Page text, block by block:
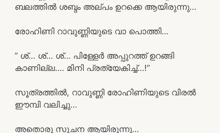
ബലത്തിൽ ശബ്ദം അല്പം ഉറക്കെ ആയിരുന്നു…
രോഹിണി റാവുണ്ണിയുടെ വാ പൊത്തി…
” ശ്… ശ്… ശ്… പിള്ളേർ അപ്പുറത്ത് ഉറങ്ങി
കാണില്ല…. മിനി പ്രത്യേകിച്ച്…!”
സൂത്രത്തിൽ, റാവുണ്ണി രോഹിണിയുടെ വിരൽ
ഈമ്പി വലിച്ചു…
അതൊരു സൂചന ആയിരുന്നു…